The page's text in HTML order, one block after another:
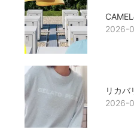
2026-
リカバ
2026-